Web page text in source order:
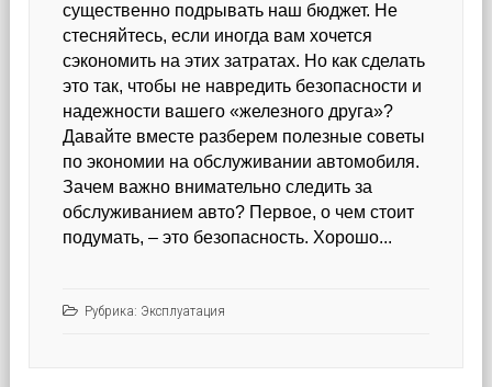
существенно подрывать наш бюджет. Не
стесняйтесь, если иногда вам хочется
сэкономить на этих затратах. Но как сделать
это так, чтобы не навредить безопасности и
надежности вашего «железного друга»?
Давайте вместе разберем полезные советы
по экономии на обслуживании автомобиля.
Зачем важно внимательно следить за
обслуживанием авто? Первое, о чем стоит
подумать, – это безопасность. Хорошо...
Рубрика: Эксплуатация